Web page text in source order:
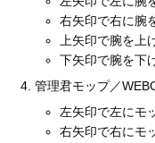
右矢印で右に腕
上矢印で腕を上
下矢印で腕を下
管理君モップ／
左矢印で左にモ
右矢印で右にモ